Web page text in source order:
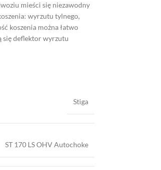
mieści się niezawodny
wyrzutu tylnego,
koszenia można łatwo
się deflektor wyrzutu
Stiga
ST 170 LS OHV Autochoke